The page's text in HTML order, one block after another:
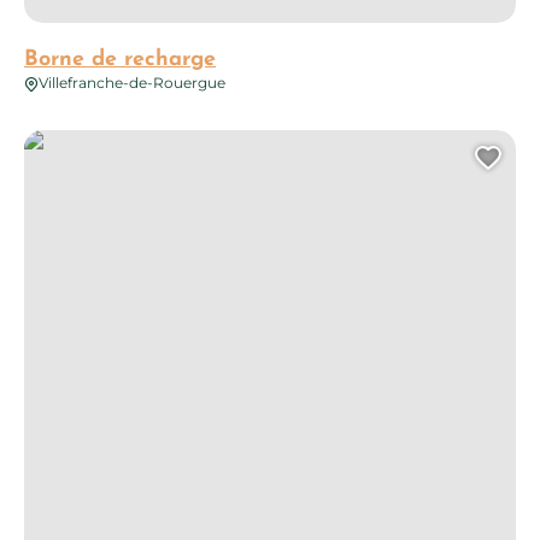
Borne de recharge
Villefranche-de-Rouergue
Borne de recharge